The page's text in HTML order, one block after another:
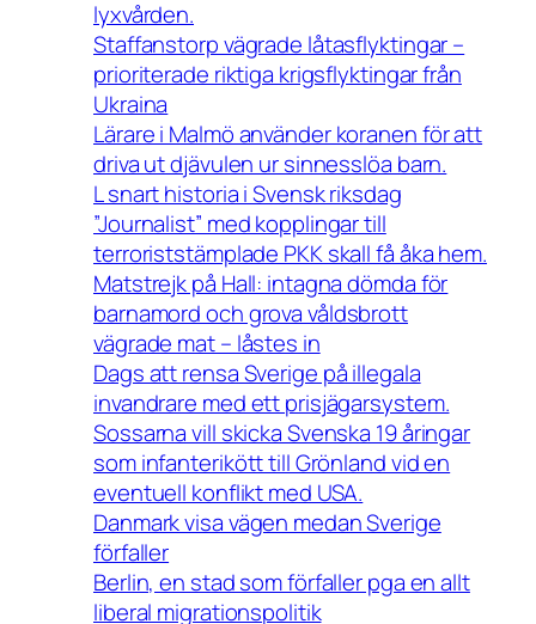
lyxvården.
Staffanstorp vägrade låtasflyktingar –
prioriterade riktiga krigsflyktingar från
Ukraina
Lärare i Malmö använder koranen för att
driva ut djävulen ur sinnesslöa barn.
L snart historia i Svensk riksdag
”Journalist” med kopplingar till
terroriststämplade PKK skall få åka hem.
Matstrejk på Hall: intagna dömda för
barnamord och grova våldsbrott
vägrade mat – låstes in
Dags att rensa Sverige på illegala
invandrare med ett prisjägarsystem.
Sossarna vill skicka Svenska 19 åringar
som infanterikött till Grönland vid en
eventuell konflikt med USA.
Danmark visa vägen medan Sverige
förfaller
Berlin, en stad som förfaller pga en allt
liberal migrationspolitik